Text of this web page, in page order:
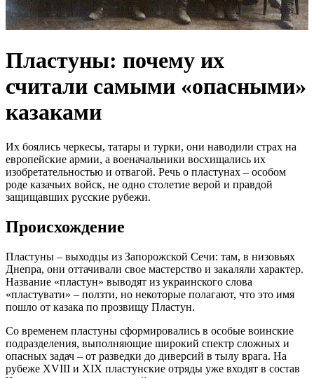
Пластуны: почему их
считали самыми «опасными»
казаками
Их боялись черкесы, татары и турки, они наводили страх на
европейские армии, а военачальники восхищались их
изобретательностью и отвагой. Речь о пластунах – особом
роде казачьих войск, не одно столетие верой и правдой
защищавших русские рубежи.
Происхождение
Пластуны – выходцы из Запорожской Сечи: там, в низовьях
Днепра, они оттачивали свое мастерство и закаляли характер.
Название «пластун» выводят из украинского слова
«пластувати» – ползти, но некоторые полагают, что это имя
пошло от казака по прозвищу Пластун.
Со временем пластуны сформировались в особые воинские
подразделения, выполняющие широкий спектр сложных и
опасных задач – от разведки до диверсий в тылу врага. На
рубеже XVIII и XIX пластунские отряды уже входят в состав